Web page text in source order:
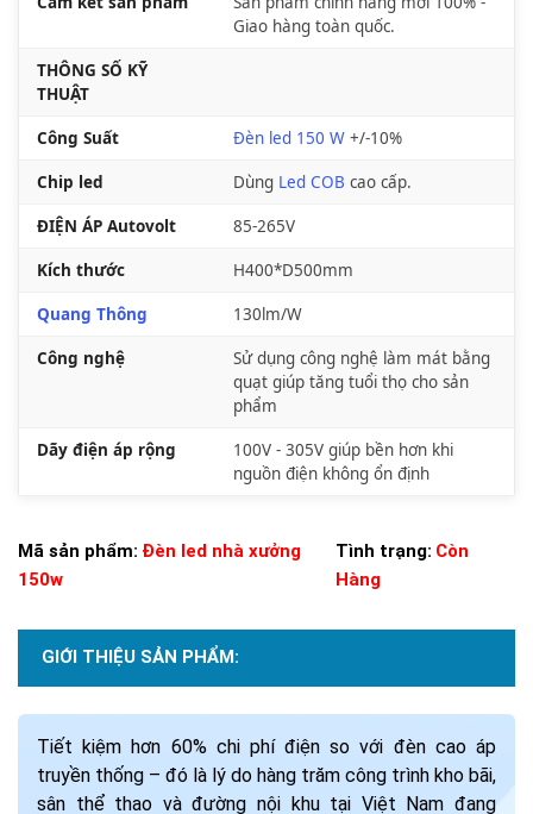
Giao hàng toàn quốc.
THÔNG SỐ KỸ
THUẬT
Công Suất Đèn led 150 W +/-10%
Chip led Dùng Led COB cao cấp.
ĐIỆN ÁP Autovolt 85-265V
Kích thước H400*D500mm
Quang Thông 130lm/W
Công nghệ
Sử dụng công nghệ làm mát bằng
quạt giúp tăng tuổi thọ cho sản
phẩm
Dãy điện áp rộng
100V - 305V giúp bền hơn khi
nguồn điện không ổn định
Mã sản phẩm: Đèn led nhà xưởng
150w
Tình trạng: Còn
Hàng
GIỚI THIỆU SẢN PHẨM:
Tiết kiệm hơn 60% chi phí điện so với đèn cao áp
truyền thống – đó là lý do hàng trăm công trình kho bãi,
sân thể thao và đường nội khu tại Việt Nam đang